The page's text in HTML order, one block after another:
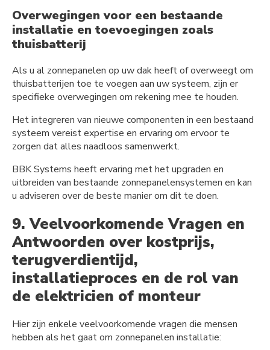
Overwegingen voor een bestaande
installatie en toevoegingen zoals
thuisbatterij
Als u al zonnepanelen op uw dak heeft of overweegt om
thuisbatterijen toe te voegen aan uw systeem, zijn er
specifieke overwegingen om rekening mee te houden.
Het integreren van nieuwe componenten in een bestaand
systeem vereist expertise en ervaring om ervoor te
zorgen dat alles naadloos samenwerkt.
BBK Systems heeft ervaring met het upgraden en
uitbreiden van bestaande zonnepanelensystemen en kan
u adviseren over de beste manier om dit te doen.
9. Veelvoorkomende Vragen en
Antwoorden over kostprijs,
terugverdientijd,
installatieproces en de rol van
de elektricien of monteur
Hier zijn enkele veelvoorkomende vragen die mensen
hebben als het gaat om zonnepanelen installatie: